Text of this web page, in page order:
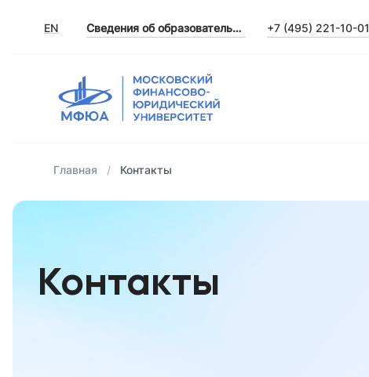
EN Сведения об образовательной организации +7 (495) 221-10-01
Главная Контакты
Контакты